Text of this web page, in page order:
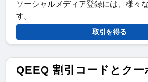
ソーシャルメディア登録には、様々
す。
取引を得る
QEEQ 割引コードとクー